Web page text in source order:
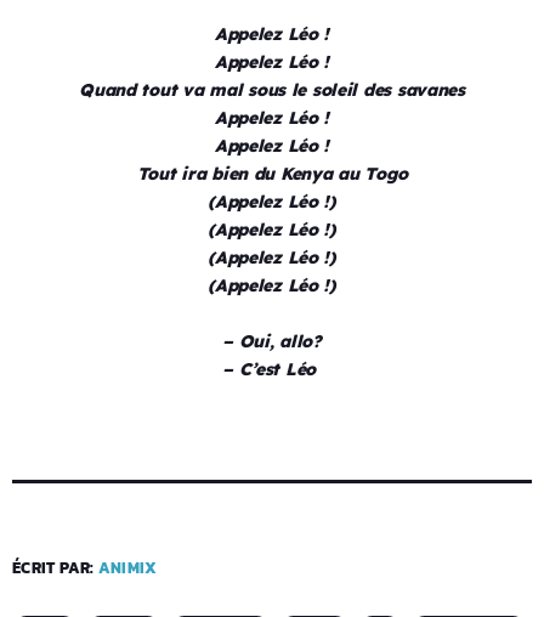
Appelez Léo !
Appelez Léo !
Quand tout va mal sous le soleil des savanes
Appelez Léo !
Appelez Léo !
Tout ira bien du Kenya au Togo
(Appelez Léo !)
(Appelez Léo !)
(Appelez Léo !)
(Appelez Léo !)
– Oui, allo?
– C’est Léo
ÉCRIT PAR: ANIMIX